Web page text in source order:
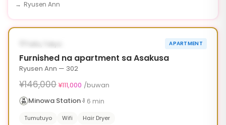
Ryusen Ann
‹ ›
APARTMENT
Furnished na apartment sa Asakusa
Ryusen Ann — 302
¥146,000 ¥111,000 /buwan
Minowa Station
6 min
Tumutuyo Wifi Hair Dryer